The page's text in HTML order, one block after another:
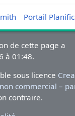
Portail
de cette page a
à 01:48.
sous licence
commercial –
contraire.